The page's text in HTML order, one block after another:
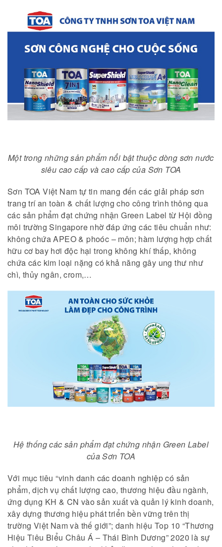
Một trong những sản phẩm nổi bật thuộc dòng sơn nước
siêu cao cấp và cao cấp của Sơn TOA
Sơn TOA Việt Nam tự tin mang đến các giải pháp sơn
trang trí an toàn & chất lượng cho công trình thông qua
các sản phẩm đạt chứng nhận Green Label từ Hội đồng
môi trường Singapore nhờ đáp ứng các tiêu chuẩn như:
không chứa APEO & phoóc – môn; hàm lượng hợp chất
hữu cơ bay hơi độc hại trong không khí thấp, không
chứa các kim loại nặng có khả năng gây ung thư như
chì, thủy ngân, crom,…
Hệ thống các sản phẩm đạt chứng nhận Green Label
của Sơn TOA
Với mục tiêu “vinh danh các doanh nghiệp có sản
phẩm, dịch vụ chất lượng cao, thương hiệu đầu ngành,
ứng dụng KH & CN vào sản xuất và quản lý kinh doanh,
xây dựng thương hiệu phát triển bền vững trên thị
trường Việt Nam và thế giới”; danh hiệu Top 10 “Thương
Hiệu Tiêu Biểu Châu Á – Thái Bình Dương” 2020 là sự